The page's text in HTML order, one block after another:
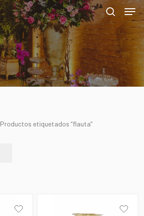
search
Menu
Productos etiquetados “flauta”
Close
Filters
Menu